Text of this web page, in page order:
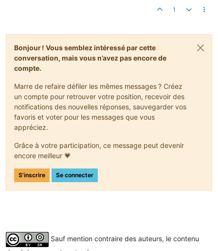
1
Bonjour ! Vous semblez intéressé par cette
conversation, mais vous n’avez pas encore de
compte.
Marre de refaire défiler les mêmes messages ? Créez
un compte pour retrouver votre position, recevoir des
notifications des nouvelles réponses, sauvegarder vos
favoris et voter pour les messages que vous
appréciez.
Grâce à votre participation, ce message peut devenir
encore meilleur 💗
S'inscrire Se connecter
Sauf mention contraire des auteurs, le contenu